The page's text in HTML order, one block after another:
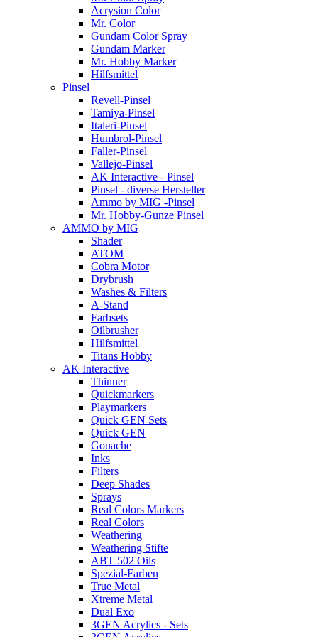
Acrysion Color
Mr. Color
Gundam Color Spray
Gundam Marker
Mr. Hobby Marker
Hilfsmittel
Pinsel
Revell-Pinsel
Tamiya-Pinsel
Italeri-Pinsel
Humbrol-Pinsel
Faller-Pinsel
Vallejo-Pinsel
AK Interactive - Pinsel
Pinsel - diverse Hersteller
Ammo by MIG -Pinsel
Mr. Hobby-Gunze Pinsel
AMMO by MIG
Shader
ATOM
Cobra Motor
Drybrush
Washes & Filters
A-Stand
Farbsets
Oilbrusher
Hilfsmittel
Titans Hobby
AK Interactive
Thinner
Quickmarkers
Playmarkers
Quick GEN Sets
Quick GEN
Gouache
Inks
Filters
Deep Shades
Sprays
Real Colors Markers
Real Colors
Weathering
Weathering Stifte
ABT 502 Oils
Spezial-Farben
True Metal
Xtreme Metal
Dual Exo
3GEN Acrylics - Sets